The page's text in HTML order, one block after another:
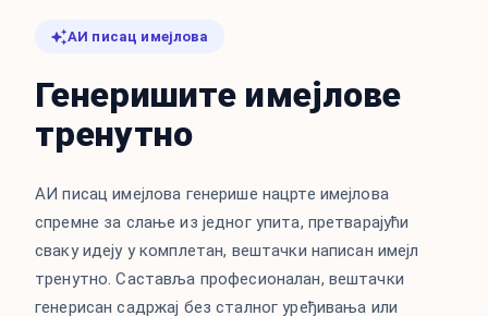
АИ писац имејлова
Генеришите имејлове
тренутно
АИ писац имејлова генерише нацрте имејлова
спремне за слање из једног упита, претварајући
сваку идеју у комплетан, вештачки написан имејл
тренутно. Саставља професионалан, вештачки
генерисан садржај без сталног уређивања или